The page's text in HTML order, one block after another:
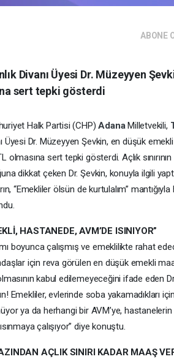
ABONE
Divanı Üyesi Dr. Müzeyyen
sert tepki gösterdi
Halk Partisi (CHP)AdanaMilletvekili,
Üyesi Dr. Müzeyyen Şevkin, en düşük
olmasına sert tepki gösterdi. Açlık
dikkat çeken Dr. Şevkin, konuyla ilgili
“Emekliler ölsün de kurtulalım”
HASTANEDE, AVM’DE ISINIYOR”
boyunca çalışmış ve emeklilikte rahat
için reva görülen en düşük emekli
kabul edilemeyeceğini ifade eden
Emekliler, evlerinde soba yakamadıkları
ya da herhangi bir AVM’ye,
çalışıyor” diye konuştu.
AÇLIK SINIRI KADAR MAAŞ